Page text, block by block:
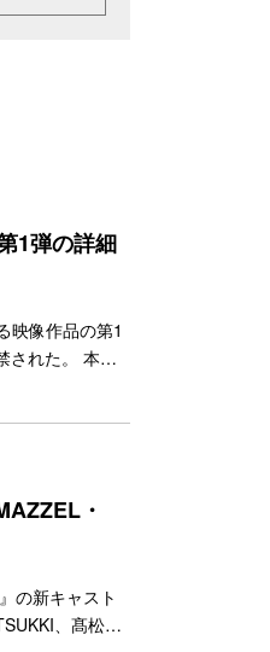
1弾の詳細
映像作品の第1
された。 本作
ールにて行わ
・
の新キャスト
、髙松ア